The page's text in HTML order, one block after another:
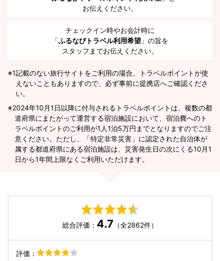
お伝えください。
チェックイン時やお会計時に
「ふるなびトラベル利用希望 」の旨を
スタッフまでお伝えください。
※1記載のない旅行サイトをご利用の場合、トラベルポイントが使
えないこともありますので、必ず事前に提携店へご確認くださ
い。
2024年10月1日以降に付与されるトラベルポイントは、複数の都
道府県にまたがって運営する宿泊施設において、宿泊費へのト
ラベルポイントのご利用が1人1泊5万円までとなりますのでご注
意ください。ただし、「特定非常災害」に認定された自治体が
属する都道府県にある宿泊施設は、災害発生日の次にくる10月1
日から1年間上限なくご利用いただけます。
総合評価： 4.7 （全2862件）
評価：